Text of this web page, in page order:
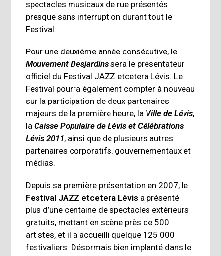
spectacles musicaux de rue présentés
presque sans interruption durant tout le
Festival.
Pour une deuxième année consécutive, le
Mouvement Desjardins sera le présentateur
officiel du Festival JAZZ etcetera Lévis. Le
Festival pourra également compter à nouveau
sur la participation de deux partenaires
majeurs de la première heure, la Ville de Lévis,
laCaisse Populaire de Lévis et Célébrations
Lévis 2011, ainsi que de plusieurs autres
partenaires corporatifs, gouvernementaux et
médias.
Depuis sa première présentation en 2007, le
Festival JAZZ etcetera Lévis a présenté
plus d’une centaine de spectacles extérieurs
gratuits, mettant en scène près de 500
artistes, et il a accueilli quelque 125 000
festivaliers. Désormais bien implanté dans le